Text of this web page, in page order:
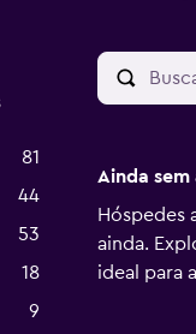
81
44
53
18
9
Ainda sem
Hóspedes
ainda.
ideal para